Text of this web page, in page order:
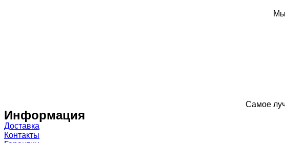
Мы
Самое
Информация
Доставка
Контакты